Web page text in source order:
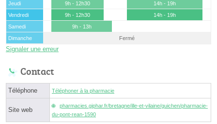
Jeudi
9h - 12h30
14h - 19h
Vendredi
9h - 12h30
14h - 19h
Samedi
9h - 13h
Dimanche
Fermé
Signaler une erreur
Contact
Téléphone Téléphoner à la pharmacie
Site web
pharmacies.giphar.fr/bretagne/ille-et-vilaine/guichen/pharmacie-
du-pont-rean-1590